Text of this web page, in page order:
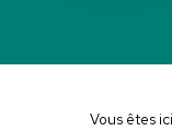
Vous êtes